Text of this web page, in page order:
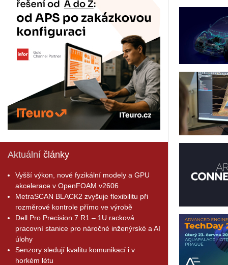
Aktuální články
Vyšší výkon, nové fyzikální modely a GPU
akcelerace v OpenFOAM v2606
MetraSCAN BLACK2 zvyšuje flexibilitu při
rozměrové kontrole přímo ve výrobě
Dell Pro Precision 7 R1 – 1U racková
pracovní stanice pro náročné inženýrské a AI
úlohy
Senzory sledují kvalitu komunikací i v
horkém létu